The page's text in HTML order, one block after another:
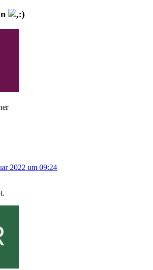
2022 um 09:24